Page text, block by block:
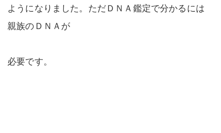
ようになりました。ただＤＮＡ鑑定で分かるには
親族のＤＮＡが
必要です。